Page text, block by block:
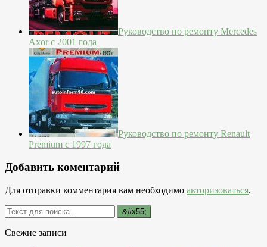
Руководство по ремонту Mercedes
Axor с 2001 года
Руководство по ремонту Renault
Premium с 1997 года
Добавить коментарий
Для отправки комментария вам необходимо авторизоваться.
Свежие записи